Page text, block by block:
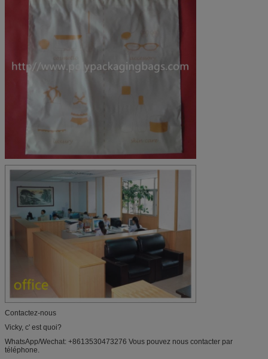
Contactez-nous
Vicky, c' est quoi?
WhatsApp/Wechat: +8613530473276 Vous pouvez nous contacter par
téléphone.